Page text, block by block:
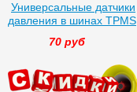
Универсальные датчики
давления в шинах TPMS
70 руб